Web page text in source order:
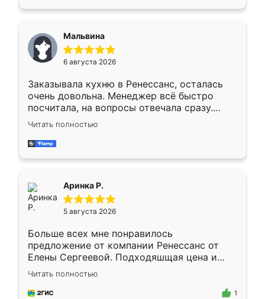
меньше, здесь же он более разнообразный.
Мне нравится ,если что-то потребуется из
мебели буду заказывать только здесь.
Мальвина
6 августа 2026
Заказывала кухню в Ренессанс, осталась
очень довольна. Менеджер всё быстро
посчитала, на вопросы отвечала сразу.
Замерщик приехал в субботу, подошёл к
делу со всей ответственностью. Собрали
за день, ребята работали аккуратно, даже
Читать полностью
Аринка Р.
5 августа 2026
Больше всех мне понравилось
предложение от компании Ренессанс от
Елены Сергеевой. Подходяшщая цена и
короткие сроки изготовления. Приехавший
для замера сотрудник Владислав
предложил по моему эскизу самый
Читать полностью
1